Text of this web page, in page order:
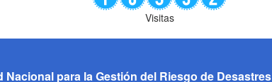
Visitas
Nacional para la Gestión del Riesgo de Desastres